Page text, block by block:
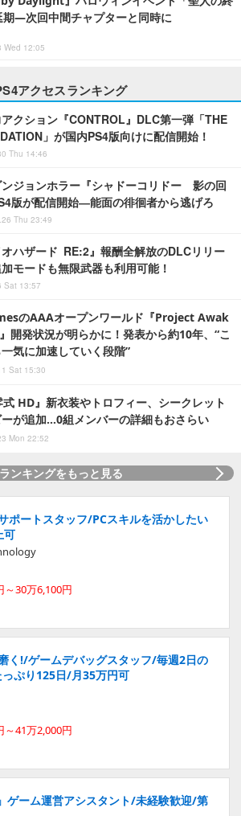
期―次回中間チャプターと同時に
Wed 12:05
アクセスランキング
アクション『CONTROL』DLC第一弾「THE
」が国内PS4版向けに配信開始！
Thu 14:46
ンジョンホラー『シャドーコリドー 影の回
版が配信開始―能面の徘徊者から逃げろ
Thu 23:49
オハザード RE:2』報酬全解放のDLCリリー
モードも無限武器も利用可能！
Sat 13:57
のAAAオープンワールド『Project Awak
開発状況が明らかに！発表から約10年、“こ
気に加速していく段階”
Sat 15:30
式 HD』新衣装やトロフィー、シークレット
が追加…0組メンバーの詳細もおさらい
Mon 22:52
ランキングをもっと見る
ポートスタッフ/PCスキルを活かしたい
可
～30万6,100円
く!/ゲームデバッグスタッフ/毎週2日の
ぷり125日/月35万円可
～41万2,000円
ゲーム運営アシスタント/未経験歓迎/第